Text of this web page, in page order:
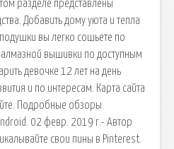
разделе представлены
Добавить дому уюта и тепла
вы легко сошьете по
вышивки по доступным
девочке 12 лет на день
и по интересам. Карта сайта
Подробные обзоры
02 февр. 2019 г.- Автор
свои пины в Pinterest.